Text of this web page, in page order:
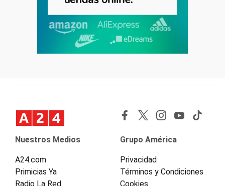
Nuestros Medios
A24.com
Primicias Ya
Radio La Red
Grupo América
Privacidad
Términos y Condiciones
Cookies